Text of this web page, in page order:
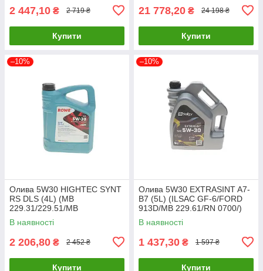
2 447,10 ₴ 2 719 ₴
Купити
21 778,20 ₴ 24 198 ₴
Купити
–10%
Олива 5W30 HIGHTEC SYNT
RS DLS (4L) (MB
229.31/229.51/MB
229.52/BMW LL-04) (ACEA
C2,C3/API 20118-0040-99
В наявності
2 206,80 ₴ 2 452 ₴
Купити
–10%
Олива 5W30 EXTRASINT A7-
B7 (5L) (ILSAC GF-6/FORD
913D/MB 229.61/RN 0700/)
(API SN Plus/SP) SOLGY
504016 UA61
В наявності
1 437,30 ₴ 1 597 ₴
Купити